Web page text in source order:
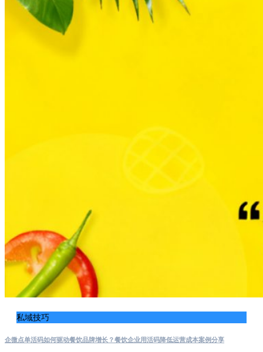
私域技巧
企微点单活码如何驱动餐饮品牌增长？餐饮企业用活码降低运营成本案例分享